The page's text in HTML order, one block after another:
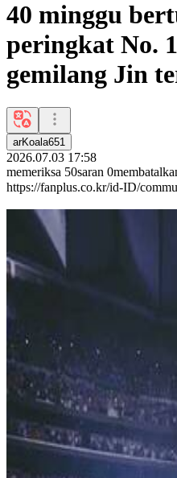
40 minggu
peringkat No.
gemilang Jin
arKoala651
2026.07.03 17:58
memeriksa 50saran 0
https://fanplus.co.kr/id-ID/